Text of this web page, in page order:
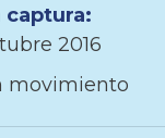
captura:
2016
movimiento